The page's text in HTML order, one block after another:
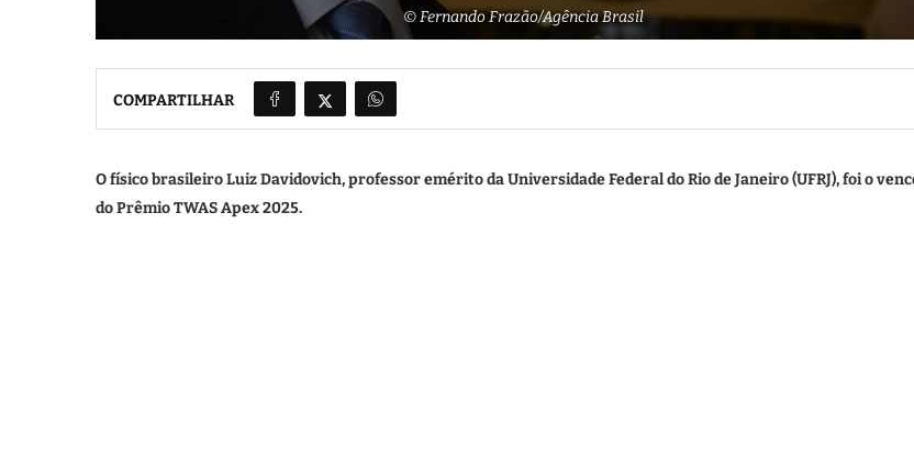
© Fernando Frazão/Agência Brasil
COMPARTILHAR
O físico brasileiro Luiz Davidovich, professor emérito da Universidade Federal do Rio de Janeiro (UFRJ), foi o
do Prêmio TWAS Apex 2025.